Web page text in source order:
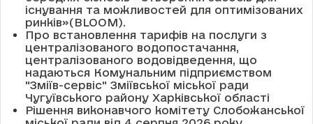
існування та можливостей для оптимізованих
ринків»(BLOOM).
Про встановлення тарифів на послуги з
централізованого водопостачання,
централізованого водовідведення, що
надаються Комунальним підприємством
"Зміїв-сервіс" Зміївської міської ради
Чугуївського району Харківської області
Рішення виконавчого комітету Слобожанської